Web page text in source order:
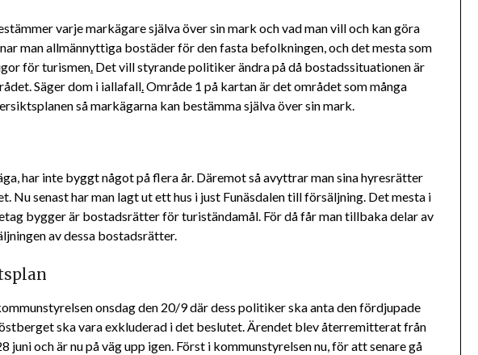
varje markägare själva över sin mark och vad man vill och kan göra
man allmännyttiga bostäder för den fasta befolkningen, och det mesta som
för turismen. Det vill styrande politiker ändra på då bostadssituationen är
Säger dom i iallafall.Område 1 på kartan är det området som många
så markägarna kan bestämma själva över sin mark.
har inte byggt något på flera år. Däremot så avyttrar man sina hyresrätter
Nu senast har man lagt ut ett hus i just Funäsdalen till försäljning. Det mesta i
bygger är bostadsrätter för turiständamål. För då får man tillbaka delar av
av dessa bostadsrätter.
onsdag den 20/9 där dess politiker ska anta den fördjupade
ska vara exkluderad i det beslutet. Ärendet blev återremitterat från
juni och är nu på väg upp igen. Först i kommunstyrelsen nu, för att senare gå